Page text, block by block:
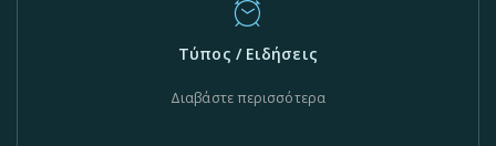
Τύπος / Ειδήσεις
Διαβάστε περισσότερα